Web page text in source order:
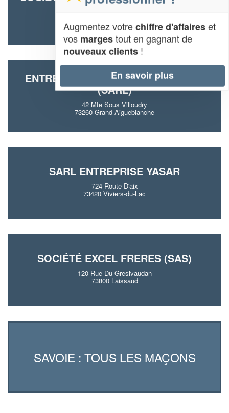
ENTREPRISE CHRISTOPHE POUGET
(SARL)
42 Mte Sous Villoudry
73260 Grand-Aigueblanche
SARL ENTREPRISE YASAR
724 Route D'aix
73420 Viviers-du-Lac
SOCIÉTÉ EXCEL FRERES (SAS)
120 Rue Du Gresivaudan
73800 Laissaud
SAVOIE : TOUS LES MAÇONS
Augmentez votrechiffre d'affaireset
vos margestout en gagnant de
nouveaux clients !
En savoir plus